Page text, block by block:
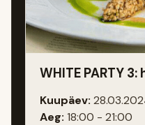
WHITE PARTY
Kuupäev:
Aeg: 18:00 - 21:00